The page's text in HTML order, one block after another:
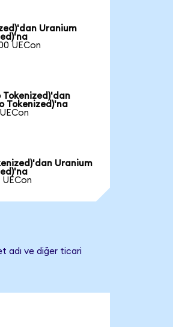
Uranium
UECon
Tokenized)'dan
Tokenized)'na
Uranium
adı ve diğer ticari